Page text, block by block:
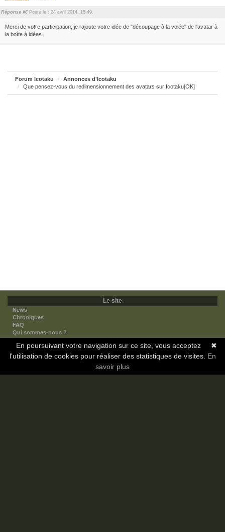
Réponse #6 Posté le : 24 avril 2014, 15:49.
Merci de votre participation, je rajoute votre idée de "découpage à la volée" de l'avatar à
la boîte à idées.
Forum Icotaku
Annonces d'Icotaku
Que pensez-vous du redimensionnement des avatars sur Icotaku[OK]
Le site
News
Chroniques
FAQ
Qui sommes-nous ?
Nos partenaires
Faites-nous connaitre
Nous contacter
✖
En poursuivant votre navigation sur ce site, vous acceptez
l'utilisation de cookies pour réaliser des statistiques de visites. En
savoir plus